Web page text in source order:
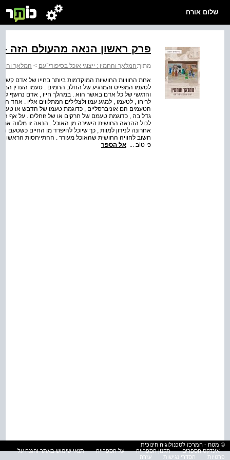
שלום אורח
פרק ראשון הנאה מהעולם הזה
מתוך:המלאך והחמין : ייצוגי אוכל בסיפורי־עם > המלאך
אחת החוויות החושיות המוקדמות ביותר בחייו של אדם
לטעמו המפייס והמרגיע של החלב החמים . טעמו העדין
והרגשי של כל אדם באשר הוא . במהלך חייו , אדם נחשף
לריחו , לטעמו , למגע עמו ולצלילים המתלווים אליו . אחד
הטעמים הם אוניברסליים , כדוגמת טעמו של הדבש או טעם
גדל בה , כדוגמת טעמם של חרקים או של זוחלים . על אף
לכול ההנאה החושית הישירה מן האוכל . הנאה זו מלווה
אחרונה לנידון למוות , כך שיוכל להיפרד מן החיים כשטעם
חשוב לחוויה החושית שהאוכל מעורר . ההתייחסות
כּי טוֹב ... אל הספר
© מטח - המרכז לטכנולוגיה חינוכית
אינדקס הספרים
תקנון הספרייה על הספרייה
תנאי שימוש באתר והגנה על
פרטיות
הסדרי נגישות עזרה